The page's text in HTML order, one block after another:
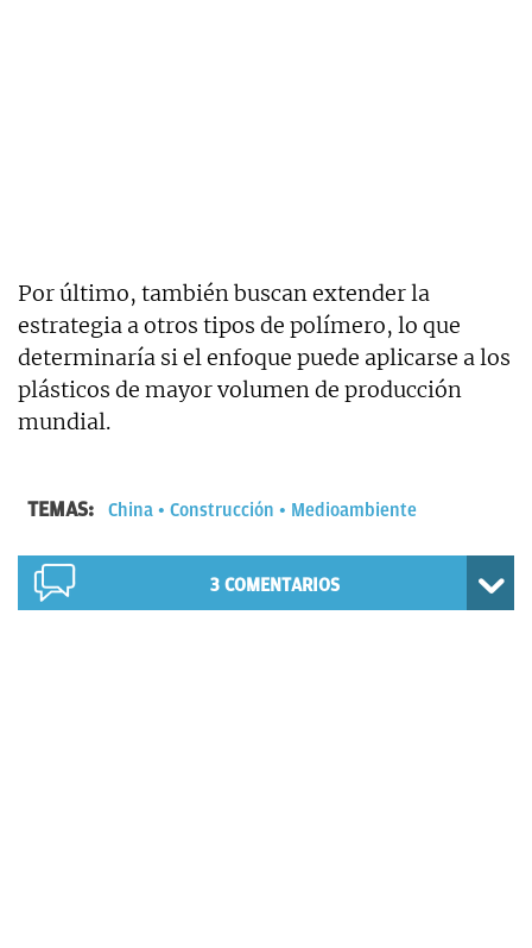
Por último, también buscan extender la
estrategia a otros tipos de polímero, lo que
determinaría si el enfoque puede aplicarse a los
plásticos de mayor volumen de producción
mundial.
TEMAS: China Construcción Medioambiente
3 COMENTARIOS